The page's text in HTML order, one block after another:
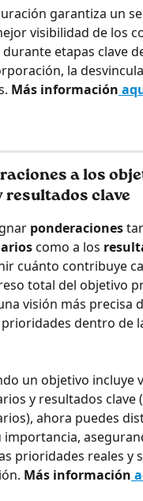
garantiza un
visibilidad de los
etapas clave
la
Más información
a los
resultados clave
ponderaciones
como a los
cuánto contribuye
total del objetivo
visión más precisa
dentro de
un objetivo incluye
y resultados clave
ahora puedes
importancia,
prioridades reales y
Más información